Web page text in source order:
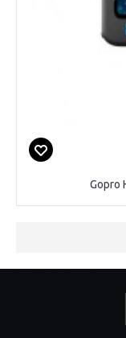
Gopro